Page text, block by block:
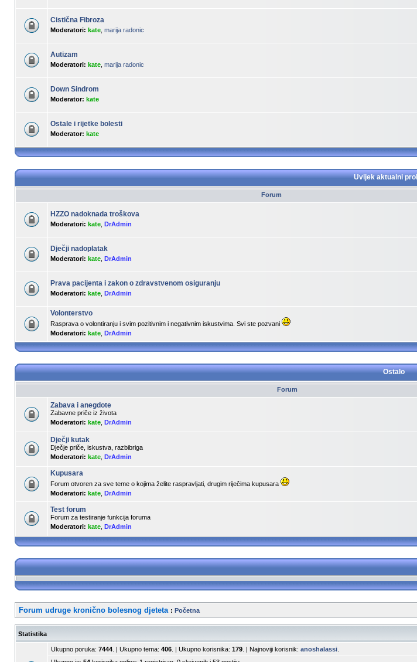
Cistična Fibroza
Moderatori: kate marija radonic
Autizam
Moderatori: kate marija radonic
Down Sindrom
Moderator: kate
Ostale i rijetke bolesti
Moderator: kate
Uvijek aktualni
Forum
HZZO nadoknada troškova
Moderatori: kate DrAdmin
Dječji nadoplatak
Moderatori: kate DrAdmin
Prava pacijenta i zakon o zdravstvenom osiguranju
Moderatori: kate DrAdmin
Volonterstvo
Rasprava o volontiranju i svim pozitivnim i negativnim iskustvima. Svi ste pozvani
Moderatori: kate DrAdmin
Ostalo
Forum
Zabava i anegdote
Zabavne priče iz života
Moderatori: kate DrAdmin
Dječji kutak
Dječje priče, iskustva, razbibriga
Moderatori: kate DrAdmin
Kupusara
Forum otvoren za sve teme o kojima želite raspravljati, drugim riječima kupusara
Moderatori: kate DrAdmin
Test forum
Forum za testiranje funkcija foruma
Moderatori: kate DrAdmin
Forum udruge kronično bolesnog djeteta : Početna
Statistika
Ukupno poruka: 7444 . | Ukupno tema: 406 . | Ukupno korisnika: 179 . | Najnoviji korisnik: anoshalassi